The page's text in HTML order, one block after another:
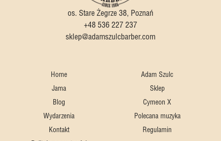
os. Stare Żegrze 38, Poznań
+48 536 227 237
sklep@adamszulcbarber.com
Home
Adam Szulc
Jama
Sklep
Blog
Cymeon X
Wydarzenia
Polecana muzyka
Kontakt
Regulamin